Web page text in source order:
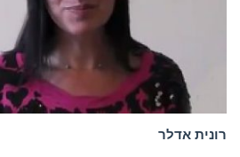
רונית אדלר